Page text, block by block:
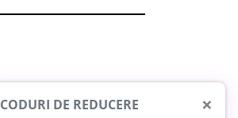
CODURI DE REDUCERE ×